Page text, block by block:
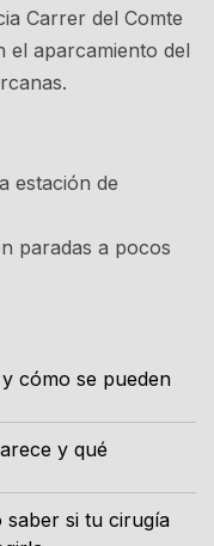
Carrer del Comte
el aparcamiento del
estación de
paradas a pocos
cómo se pueden
y qué
saber si tu cirugía